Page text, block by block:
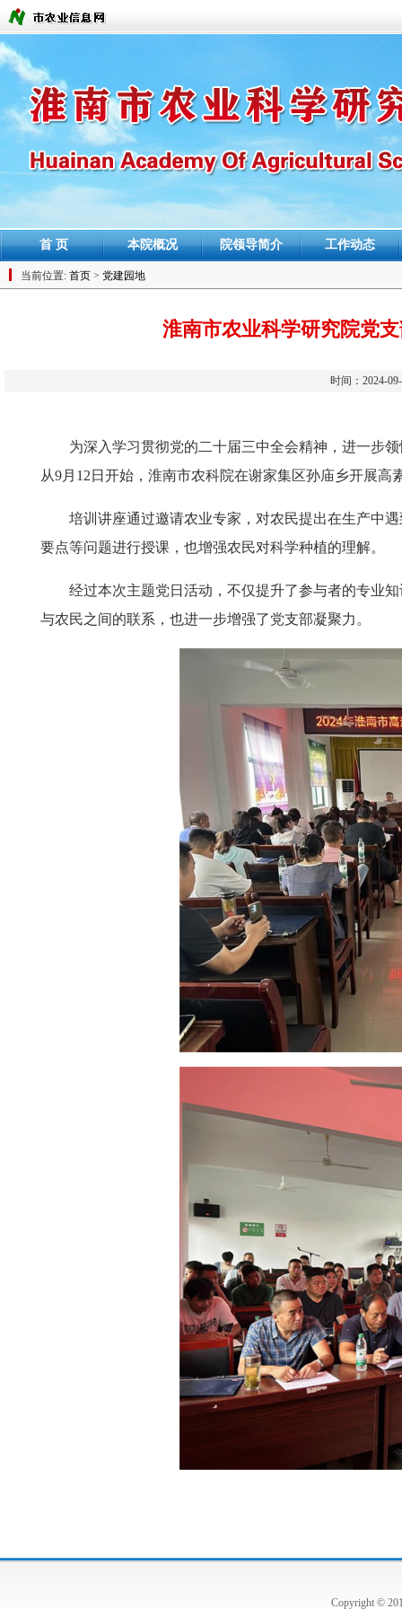
首 页 本院概况 院领导简介 工作动态
当前位置: 首页 > 党建园地
淮南市农业科学研究院党
时间：2024-
为深入学习贯彻党的二十届三中全会精神，进一步领
从9月12日开始，淮南市农科院在谢家集区孙庙乡开展高
培训讲座通过邀请农业专家，对农民提出在生产中遇
要点等问题进行授课，也增强农民对科学种植的理解。
经过本次主题党日活动，不仅提升了参与者的专业知
与农民之间的联系，也进一步增强了党支部凝聚力。
Copyright ©